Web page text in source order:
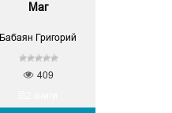
Маг
Бабаян Григорий
409